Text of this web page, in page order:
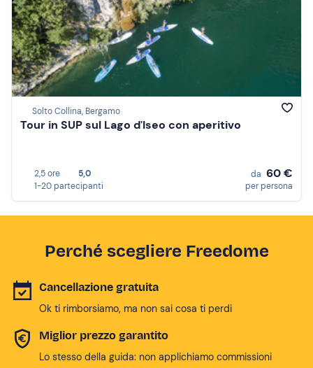
Solto Collina, Bergamo
Tour in SUP sul Lago d'Iseo con aperitivo
2,5 ore
5,0
1-20 partecipanti
da 60 €
per persona
Perché scegliere Freedome
Cancellazione gratuita
Ok ti rimborsiamo, ma non sai cosa ti perdi
Miglior prezzo garantito
Lo stesso della guida: non applichiamo commissioni